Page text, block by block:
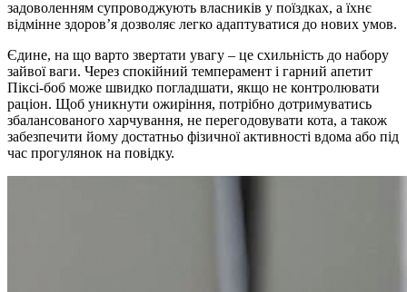
задоволенням супроводжують власників у поїздках, а їхнє
відмінне здоров’я дозволяє легко адаптуватися до нових умов.
Єдине, на що варто звертати увагу – це схильність до набору
зайвої ваги. Через спокійний темперамент і гарний апетит
Піксі-боб може швидко погладшати, якщо не контролювати
раціон. Щоб уникнути ожиріння, потрібно дотримуватись
збалансованого харчування, не перегодовувати кота, а також
забезпечити йому достатньо фізичної активності вдома або під
час прогулянок на повідку.